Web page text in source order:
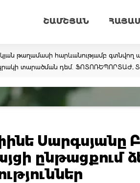
ՇԱՄՇՅԱՆ
թաղամասի հարևանությամբ գտնվող
կրակի տարածման դեմ. ՖՈՏՈՌԵՊՈՐՏԱԺ,
Սարգսյանը
ընթացքում